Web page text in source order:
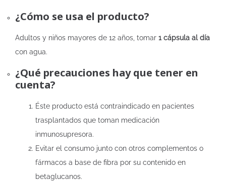
¿Cómo se usa el producto?
Adultos y niños mayores de 12 años, tomar 1 cápsula al día
con agua.
¿Qué precauciones hay que tener en
cuenta?
Éste producto está contraindicado en pacientes
trasplantados que toman medicación
inmunosupresora.
Evitar el consumo junto con otros complementos o
fármacos a base de fibra por su contenido en
betaglucanos.